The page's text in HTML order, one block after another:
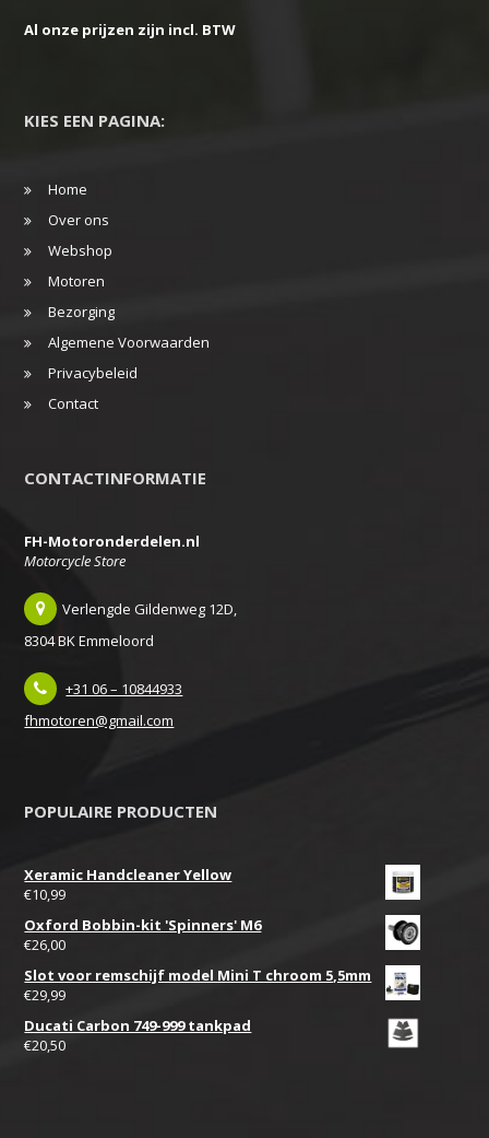
Al onze prijzen zijn incl. BTW
KIES EEN PAGINA:
Home
Over ons
Webshop
Motoren
Bezorging
Algemene Voorwaarden
Privacybeleid
Contact
CONTACTINFORMATIE
FH-Motoronderdelen.nl
Motorcycle Store
Verlengde Gildenweg 12D,
8304 BK Emmeloord
+31 06 – 10844933
fhmotoren@gmail.com
POPULAIRE PRODUCTEN
Xeramic Handcleaner Yellow
€10,99
Oxford Bobbin-kit 'Spinners' M6
€26,00
Slot voor remschijf model Mini T chroom 5,5mm
€29,99
Ducati Carbon 749-999 tankpad
€20,50